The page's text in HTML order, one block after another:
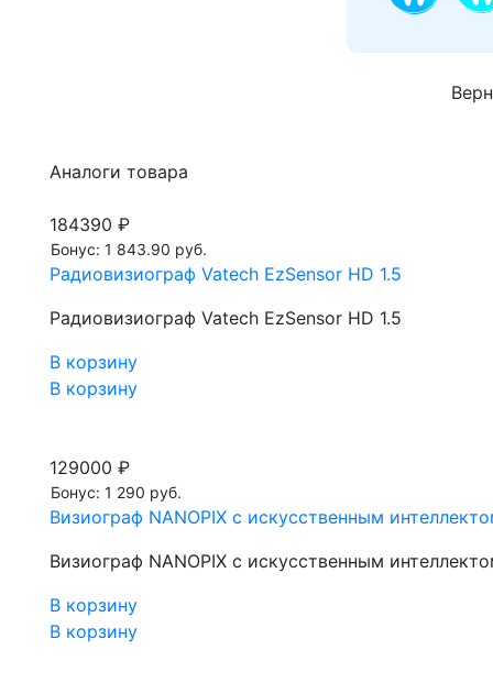
Аналоги товара
184390 ₽
Бонус: 1 843.90 руб.
Радиовизиограф Vatech EzSensor HD 1.5
Радиовизиограф Vatech EzSensor HD 1.5
В корзину
В корзину
129000 ₽
Бонус: 1 290 руб.
Визиограф NANOPIX с искусственным
Визиограф NANOPIX с искусственным
В корзину
В корзину